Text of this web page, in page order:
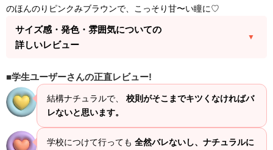
のほんのりピンクみブラウンで、こっそり甘〜い瞳に♡
サイズ感・発色・雰囲気についての
詳しいレビュー
学生ユーザーさんの正直レビュー!
結構ナチュラルで、 校則がそこまでキツくなければバ
レないと思います。
学校につけて行っても 全然バレないし、ナチュラルに